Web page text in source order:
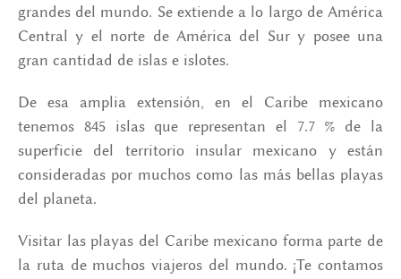
grandes del mundo. Se extiende a lo largo de América
Central y el norte de América del Sur y posee una
gran cantidad de islas e islotes.
De esa amplia extensión, en el Caribe mexicano
tenemos 845 islas que representan el 7.7 % de la
superficie del territorio insular mexicano y están
consideradas por muchos como las más bellas playas
del planeta.
Visitar las playas del Caribe mexicano forma parte de
la ruta de muchos viajeros del mundo. ¡Te contamos